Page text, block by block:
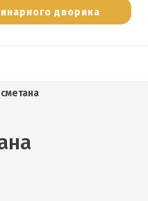
дворика
сметана